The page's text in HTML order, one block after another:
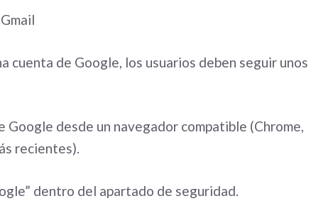
cuenta de Google, los usuarios deben seguir unos
desde un navegador compatible (Chrome,
recientes).
dentro del apartado de seguridad.